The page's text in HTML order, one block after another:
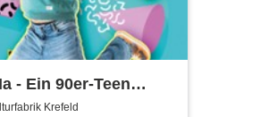
- Ein 90er-Teen
im Körper eines
Krefeld